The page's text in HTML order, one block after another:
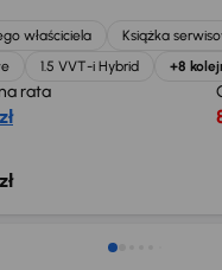
właściciela
Książka
1.5 VVT-i Hybrid +8
rata